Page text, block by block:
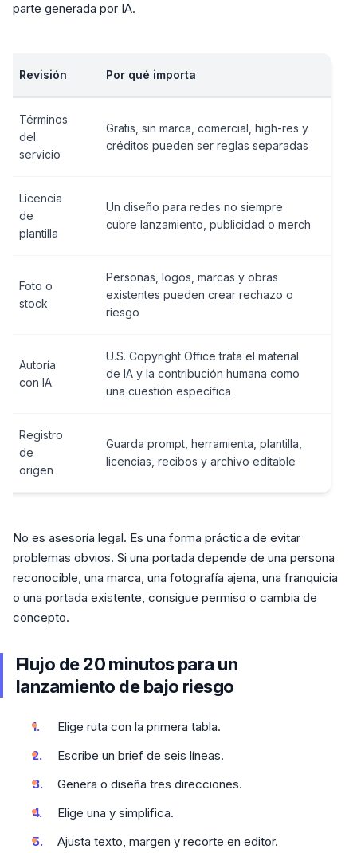
parte generada por IA.
Revisión Por qué importa
Términos
del
servicio
Gratis, sin marca, comercial, high-res y
créditos pueden ser reglas separadas
Licencia
de
plantilla
Un diseño para redes no siempre
cubre lanzamiento, publicidad o merch
Foto o
stock
Personas, logos, marcas y obras
existentes pueden crear rechazo o
riesgo
Autoría
con IA
U.S. Copyright Office trata el material
de IA y la contribución humana como
una cuestión específica
Registro
de
origen
Guarda prompt, herramienta, plantilla,
licencias, recibos y archivo editable
No es asesoría legal. Es una forma práctica de evitar
problemas obvios. Si una portada depende de una persona
reconocible, una marca, una fotografía ajena, una franquicia
o una portada existente, consigue permiso o cambia de
concepto.
Flujo de 20 minutos para un
lanzamiento de bajo riesgo
Elige ruta con la primera tabla.
Escribe un brief de seis líneas.
Genera o diseña tres direcciones.
Elige una y simplifica.
Ajusta texto, margen y recorte en editor.